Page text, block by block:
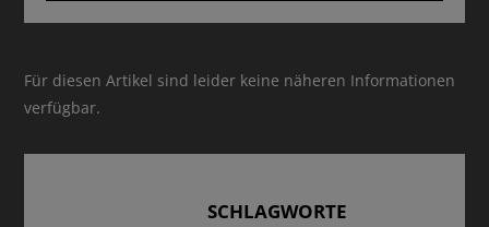
Für diesen Artikel sind leider keine näheren Informationen
verfügbar.
SCHLAGWORTE